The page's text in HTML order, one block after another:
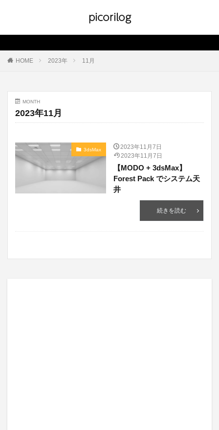
picorilog
HOME 2023年 11月
MONTH
2023年11月
3dsMax
2023年11月7日
2023年11月7日
【MODO + 3dsMax】
Forest Pack でシステム天
井
続きを読む